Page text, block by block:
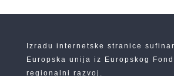
Izradu internetske stranice
Europska unija iz Europskog
regionalni razvoj.